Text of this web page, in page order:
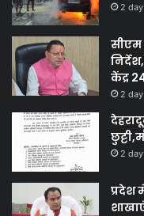
2
सीएम
केंद्र
2
2
प्रदेश